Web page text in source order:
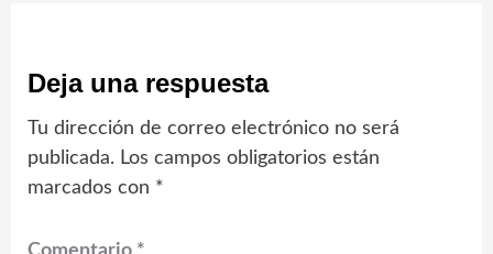
Deja una respuesta
Tu dirección de correo electrónico no será
publicada. Los campos obligatorios están
marcados con *